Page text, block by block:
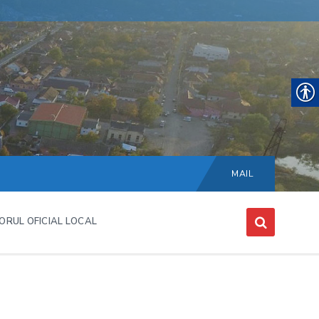
Choose
language:
MAIL
OFICIAL LOCAL